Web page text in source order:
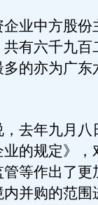
业中方股份
有六千九百
的亦为广东
去年九月八
业的规定》
等作出了更
并购的范围